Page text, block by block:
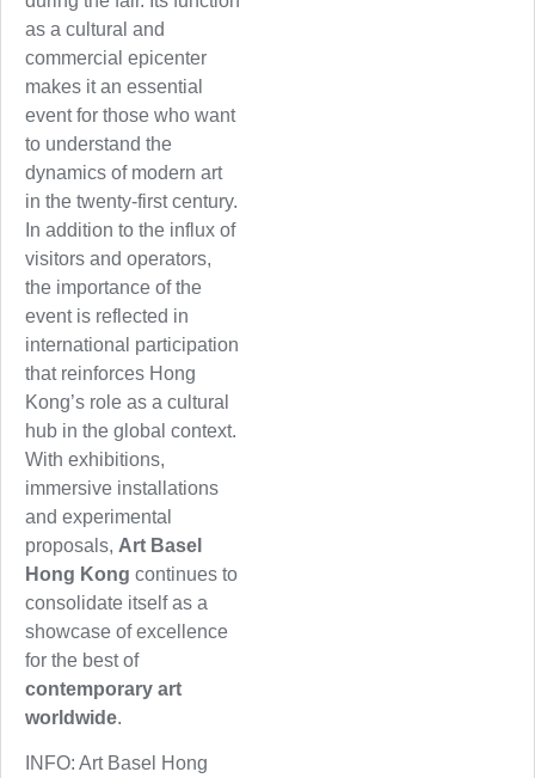
as a cultural and
commercial epicenter
makes it an essential
event for those who want
to understand the
dynamics of modern art
in the twenty-first century.
In addition to the influx of
visitors and operators,
the importance of the
event is reflected in
international participation
that reinforces Hong
Kong’s role as a cultural
hub in the global context.
With exhibitions,
immersive installations
and experimental
proposals, Art Basel
Hong Kong continues to
consolidate itself as a
showcase of excellence
for the best of
contemporary art
worldwide.
INFO: Art Basel Hong